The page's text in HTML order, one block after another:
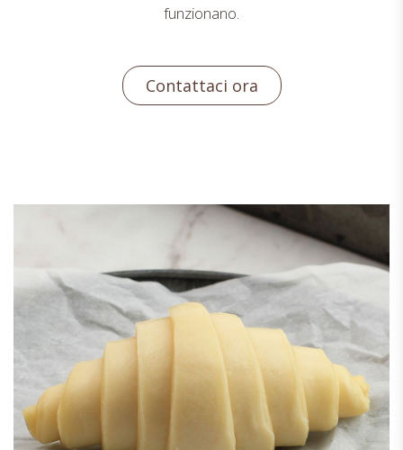
funzionano.
Contattaci ora